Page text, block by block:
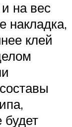
на вес
накладка,
клей
будет